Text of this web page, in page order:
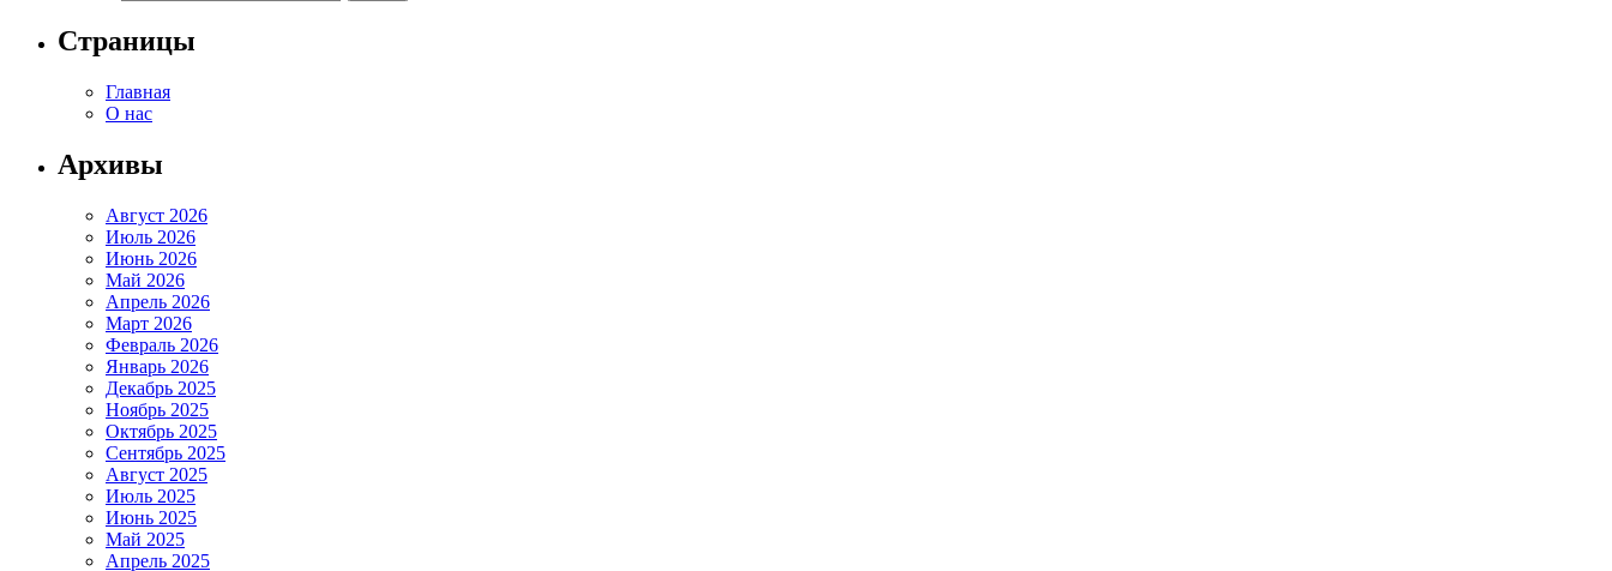
Страницы
Главная
О нас
Архивы
Август 2026
Июль 2026
Июнь 2026
Май 2026
Апрель 2026
Март 2026
Февраль 2026
Январь 2026
Декабрь 2025
Ноябрь 2025
Октябрь 2025
Сентябрь 2025
Август 2025
Июль 2025
Июнь 2025
Май 2025
Апрель 2025